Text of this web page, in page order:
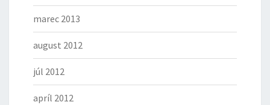
marec 2013
august 2012
júl 2012
apríl 2012